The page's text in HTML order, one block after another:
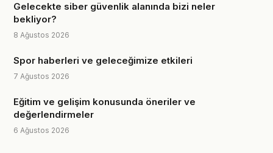
Gelecekte siber güvenlik alanında bizi neler
bekliyor?
8 Ağustos 2026
Spor haberleri ve geleceğimize etkileri
7 Ağustos 2026
Eğitim ve gelişim konusunda öneriler ve
değerlendirmeler
6 Ağustos 2026